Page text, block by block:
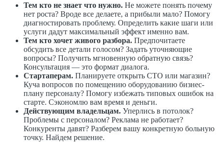
Тем кто не знает что нужно. Не можете понять почему
нет роста? Вроде все делаете, а прибыли мало? Помогу
диагностировать проблему. Определить какие шаги или
услуги дадут максимальный эффект именно вам.
Тем кто хочет живого разбора. Предпочитаете
обсудить все детали голосом? Задать уточняющие
вопросы? Получить мгновенную обратную связь?
Консультация — это формат диалога.
Стартаперам. Планируете открыть СТО или магазин?
Куча вопросов по помещению оборудованию бизнес-
плану персоналу? Помогу избежать типовых ошибок на
старте. Сэкономлю вам время и деньги.
Действующим владельцам. Уперлись в потолок?
Проблемы с персоналом? Реклама не работает?
Конкуренты давят? Разберем вашу конкретную больную
точку. Найдем решение.